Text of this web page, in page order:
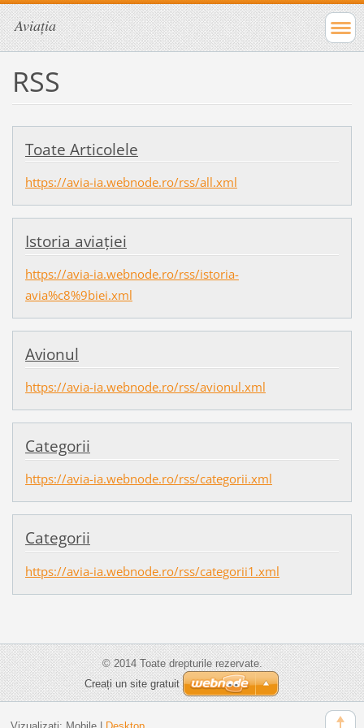
Aviația
RSS
Toate Articolele
https://avia-ia.webnode.ro/rss/all.xml
Istoria aviației
https://avia-ia.webnode.ro/rss/istoria-
avia%c8%9biei.xml
Avionul
https://avia-ia.webnode.ro/rss/avionul.xml
Categorii
https://avia-ia.webnode.ro/rss/categorii.xml
Categorii
https://avia-ia.webnode.ro/rss/categorii1.xml
© 2014 Toate drepturile rezervate.
Creați un site gratuit